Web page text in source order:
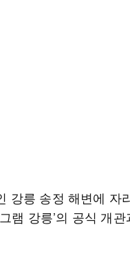
강릉 송정 해변에 자
램 강릉’의 공식 개